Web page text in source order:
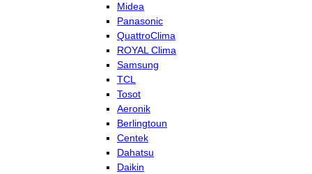
Midea
Panasonic
QuattroClima
ROYAL Clima
Samsung
TCL
Tosot
Aeronik
Berlingtoun
Centek
Dahatsu
Daikin